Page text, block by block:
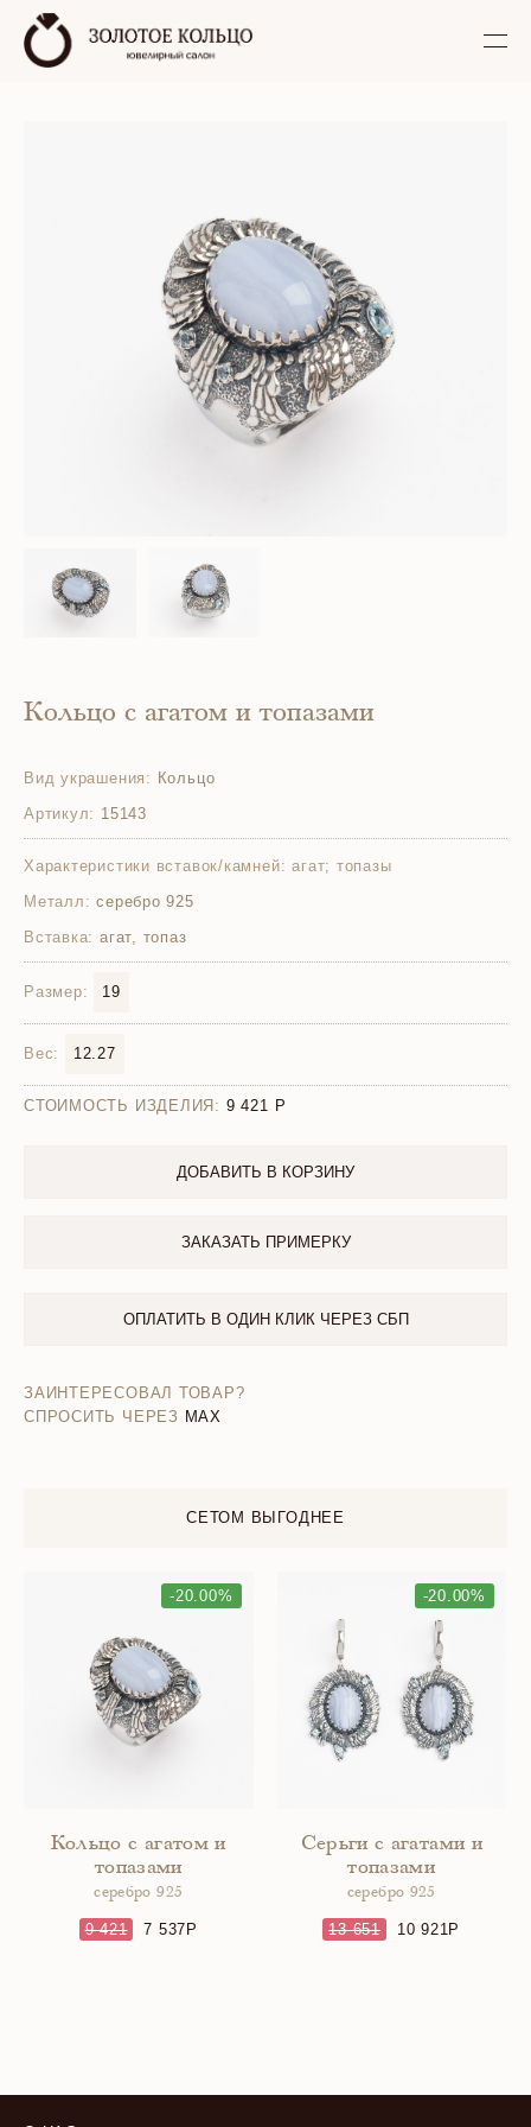
Кольцо с агатом и топазами
Вид украшения: Кольцо
Артикул: 15143
Характеристики вставок/камней: агат; топазы
Металл: серебро 925
Вставка: агат, топаз
Размер: 19
Вес: 12.27
СТОИМОСТЬ ИЗДЕЛИЯ: 9 421
ДОБАВИТЬ В КОРЗИНУ
ЗАКАЗАТЬ ПРИМЕРКУ
ОПЛАТИТЬ В ОДИН КЛИК ЧЕРЕЗ СБП
ЗАИНТЕРЕСОВАЛ ТОВАР?
СПРОСИТЬ ЧЕРЕЗ MAX
СЕТОМ ВЫГОДНЕЕ
-20.00%
Кольцо с агатом и
топазами
серебро 925
9 421 7 537
-20.00%
Серьги с агатами и
топазами
серебро 925
13 651 10 921